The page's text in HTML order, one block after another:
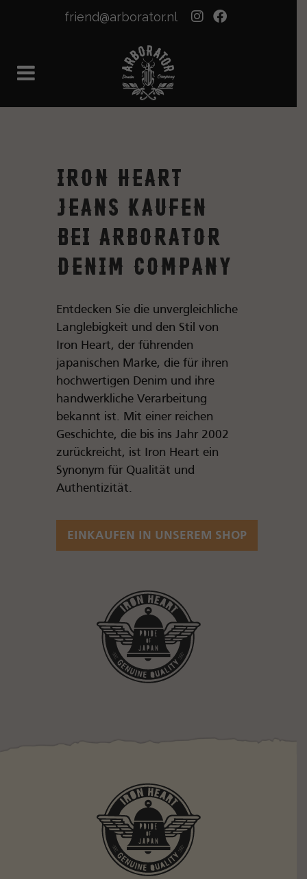
friend@arborator.nl
Iron Heart
Jeans kaufen
bei Arborator
Denim Company
Entdecken Sie die unvergleichliche
Langlebigkeit und den Stil von
Iron Heart, der führenden
japanischen Marke, die für ihren
hochwertigen Denim und ihre
handwerkliche Verarbeitung
bekannt ist. Mit einer reichen
Geschichte, die bis ins Jahr 2002
zurückreicht, ist Iron Heart ein
Synonym für Qualität und
Authentizität.
EINKAUFEN IN UNSEREM SHOP